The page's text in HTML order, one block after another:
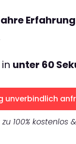
Erfahrung
unter 60
unverbindlich
100% kostenlos